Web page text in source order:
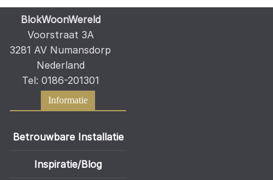
BlokWoonWereld
Voorstraat 3A
3281 AV Numansdorp
Nederland
Tel: 0186-201301
Informatie
Betrouwbare Installatie
Inspiratie/Blog